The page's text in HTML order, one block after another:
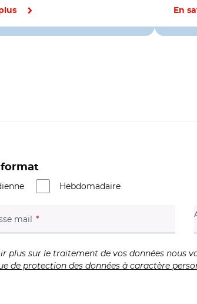
En
format
Hebdomadaire
mail (champ obligatoire)
plus sur le traitement de vos données nous
de protection des données à caractère